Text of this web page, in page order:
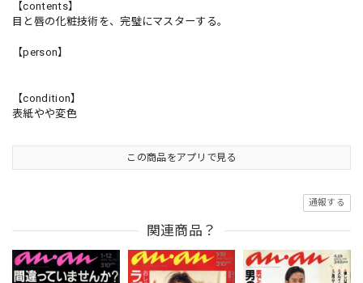
【contents】
目と唇の化粧技術を、完璧にマスターする。
【person】
【condition】
表紙やや変色
この商品をアプリで見る
通報する
関連商品？